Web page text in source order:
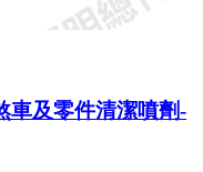
車及零件清潔噴劑-